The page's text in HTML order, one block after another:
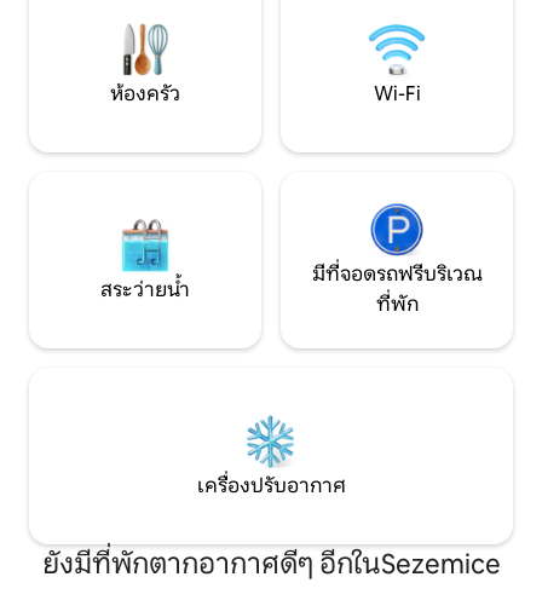
อิน/เอาท์ล่วงเวลาได้
ความกังวลทั้งหมด
ห้องครัว Wi-Fi
สระว่ายน้ำ
มีที่จอดรถฟรีบริเวณ
ที่พัก
เครื่องปรับอากาศ
ยังมีที่พักตากอากาศดีๆ อีกในSezemice